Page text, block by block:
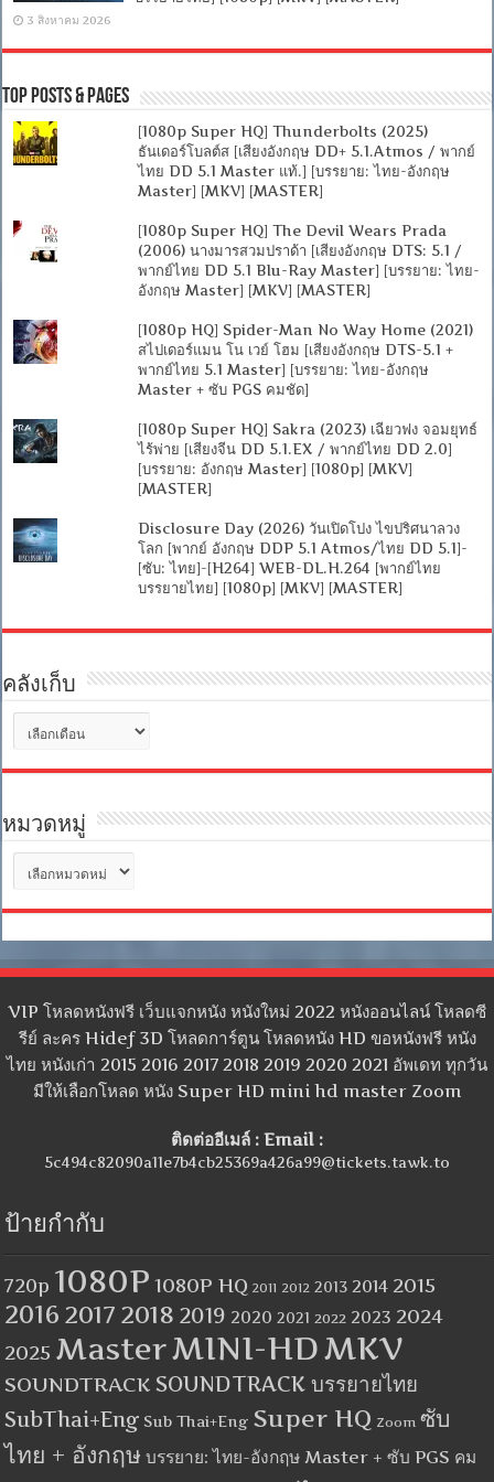
3 สิงหาคม 2026
Top Posts & Pages
[1080p Super HQ] Thunderbolts (2025)
ธันเดอร์โบลต์ส [เสียงอังกฤษ DD+ 5.1.Atmos / พากย์
ไทย DD 5.1 Master แท้.] [บรรยาย: ไทย-อังกฤษ
Master] [MKV] [MASTER]
[1080p Super HQ] The Devil Wears Prada
(2006) นางมารสวมปราด้า [เสียงอังกฤษ DTS: 5.1 /
พากย์ไทย DD 5.1 Blu-Ray Master] [บรรยาย: ไทย-
อังกฤษ Master] [MKV] [MASTER]
[1080p HQ] Spider-Man No Way Home (2021)
สไปเดอร์แมน โน เวย์ โฮม [เสียงอังกฤษ DTS-5.1 +
พากย์ไทย 5.1 Master] [บรรยาย: ไทย-อังกฤษ
Master + ซับ PGS คมชัด]
[1080p Super HQ] Sakra (2023) เฉียวฟง จอมยุทธ์
ไร้พ่าย [เสียงจีน DD 5.1.EX / พากย์ไทย DD 2.0]
[บรรยาย: อังกฤษ Master] [1080p] [MKV]
[MASTER]
Disclosure Day (2026) วันเปิดโปง ไขปริศนาลวง
โลก [พากย์ อังกฤษ DDP 5.1 Atmos/ไทย DD 5.1]-
[ซับ: ไทย]-[H264] WEB-DL.H.264 [พากย์ไทย
บรรยายไทย] [1080p] [MKV] [MASTER]
คลังเก็บ
คลัง
เก็บ
หมวดหมู่
หมวด
หมู่
VIP โหลดหนังฟรี เว็บแจกหนัง หนังใหม่ 2022 หนังออนไลน์ โหลดซี
รีย์ ละคร Hidef 3D โหลดการ์ตูน โหลดหนัง HD ขอหนังฟรี หนัง
ไทย หนังเก่า 2015 2016 2017 2018 2019 2020 2021 อัพเดท ทุกวัน
มีให้เลือกโหลด หนัง Super HD mini hd master Zoom
ติดต่ออีเมล์ : Email :
5c494c82090a11e7b4cb25369a426a99@tickets.tawk.to
ป้ายกำกับ
720p 1080P 1080P HQ 2011 2012 2013 2014 2015
2016 2017 2018 2019 2020 2021 2022 2023 2024
2025 MasterMINI-HDMKV
SOUNDTRACK SOUNDTRACK บรรยายไทย
SubThai+Eng Sub Thai+Eng Super HQ Zoom ซับ
ไทย + อังกฤษ บรรยาย: ไทย-อังกฤษ Master + ซับ PGS คม